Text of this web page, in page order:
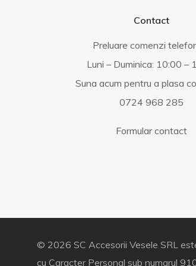
Contact
Preluare comenzi
Luni – Duminica: 10:00 –
Suna acum pentru a plasa
0724 968 285
Formular contact
© 2026 SC Accesorii Vesele SRL
cu Caracter Personal sub numarul